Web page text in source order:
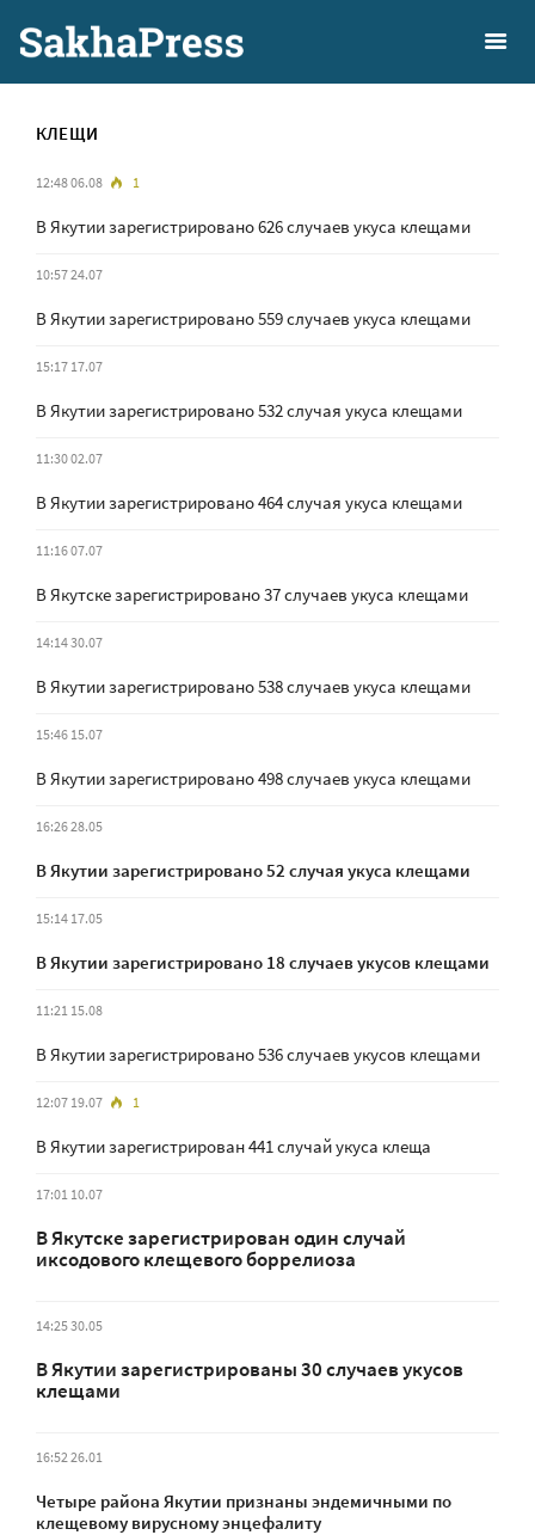
КЛЕЩИ
12:48 06.08 1
В Якутии зарегистрировано 626 случаев укуса клещами
10:57 24.07
В Якутии зарегистрировано 559 случаев укуса клещами
15:17 17.07
В Якутии зарегистрировано 532 случая укуса клещами
11:30 02.07
В Якутии зарегистрировано 464 случая укуса клещами
11:16 07.07
В Якутске зарегистрировано 37 случаев укуса клещами
14:14 30.07
В Якутии зарегистрировано 538 случаев укуса клещами
15:46 15.07
В Якутии зарегистрировано 498 случаев укуса клещами
16:26 28.05
В Якутии зарегистрировано 52 случая укуса клещами
15:14 17.05
В Якутии зарегистрировано 18 случаев укусов клещами
11:21 15.08
В Якутии зарегистрировано 536 случаев укусов клещами
12:07 19.07 1
В Якутии зарегистрирован 441 случай укуса клеща
17:01 10.07
В Якутске зарегистрирован один случай
иксодового клещевого боррелиоза
14:25 30.05
В Якутии зарегистрированы 30 случаев укусов
клещами
16:52 26.01
Четыре района Якутии признаны эндемичными по
клещевому вирусному энцефалиту